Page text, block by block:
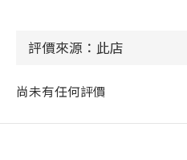
尚未有任何評價